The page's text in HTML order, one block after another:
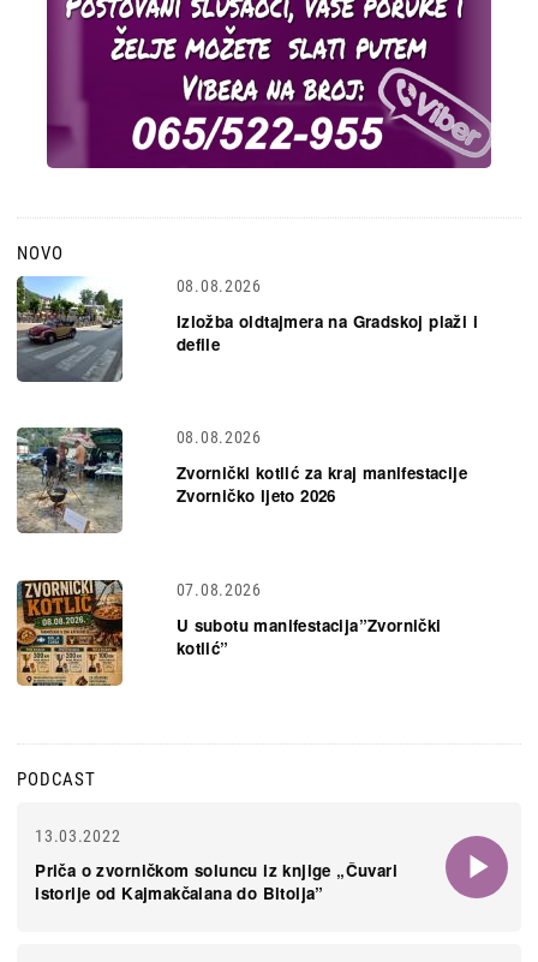
NOVO
08.08.2026
Izložba oldtajmera na Gradskoj plaži i
defile
08.08.2026
Zvornički kotlić za kraj manifestacije
Zvorničko ljeto 2026
07.08.2026
U subotu manifestacija”Zvornički
kotlić”
PODCAST
13.03.2022
Priča o zvorničkom soluncu iz knjige „Čuvari
istorije od Kajmakčalana do Bitolja”